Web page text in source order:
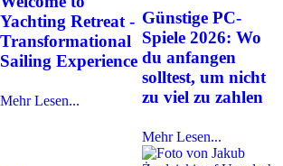
Yachting Retreat -
Transformational
Sailing Experience
Mehr Lesen...
Günstige PC-
Spiele 2026: Wo
du anfangen
solltest, um nicht
zu viel zu zahlen
Mehr Lesen...